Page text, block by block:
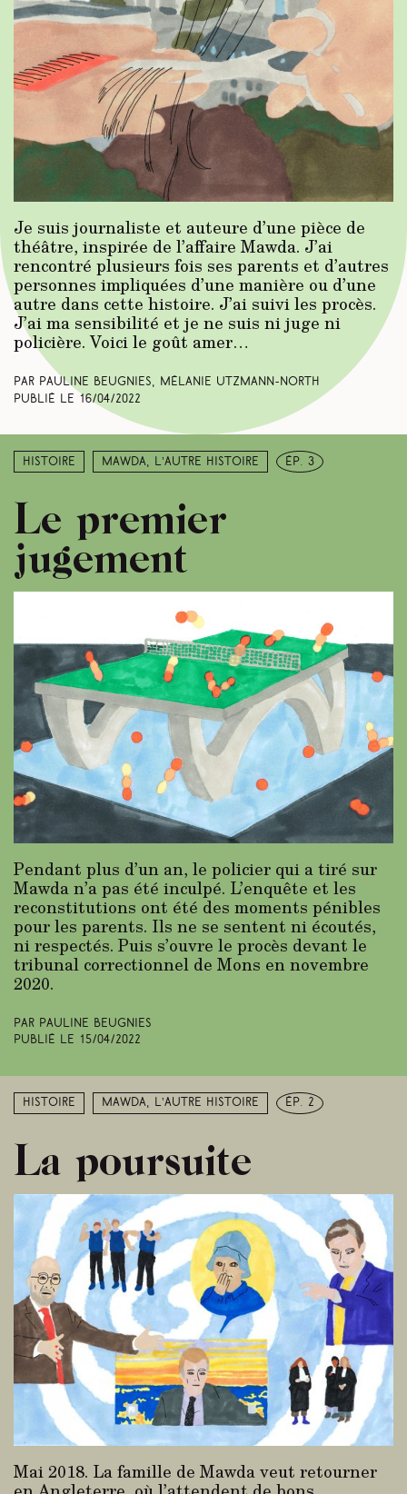
Je suis journaliste et auteure d’une pièce de
théâtre, inspirée de l’affaire Mawda. J’ai
rencontré plusieurs fois ses parents et d’autres
personnes impliquées d’une manière ou d’une
autre dans cette histoire. J’ai suivi les procès.
J’ai ma sensibilité et je ne suis ni juge ni
policière. Voici le goût amer…
Par Pauline Beugnies, Mélanie Utzmann-North
Publié le 16/04/2022
Histoire Mawda, l’autre histoire ép. 3
Le premier
jugement
Pendant plus d’un an, le policier qui a tiré sur
Mawda n’a pas été inculpé. L’enquête et les
reconstitutions ont été des moments pénibles
pour les parents. Ils ne se sentent ni écoutés,
ni respectés. Puis s’ouvre le procès devant le
tribunal correctionnel de Mons en novembre
2020.
Par Pauline Beugnies
Publié le 15/04/2022
Histoire Mawda, l’autre histoire ép. 2
La poursuite
Mai 2018. La famille de Mawda veut retourner